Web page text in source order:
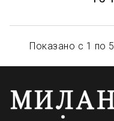
Показано с 1 по